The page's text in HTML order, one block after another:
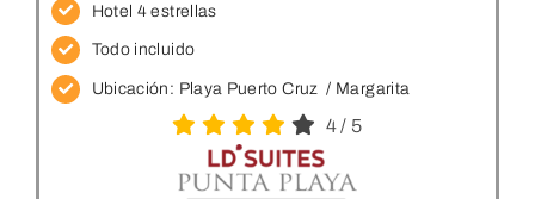
Hotel 4 estrellas
Todo incluido
Ubicación: Playa Puerto Cruz / Margarita
4/ 5